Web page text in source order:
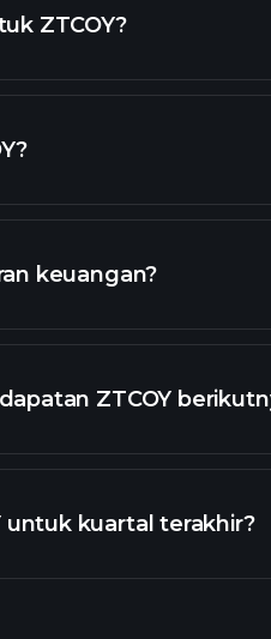
ZTCOY?
kami
keuangan?
ZTCOY
ZTCOY
Kalender
untuk kuartal terakhir?